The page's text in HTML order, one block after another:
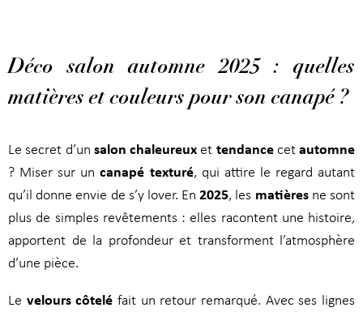
Déco salon automne 2025 : quelles
matières et couleurs pour son canapé ?
Le secret d’un salon chaleureux et tendance cetautomne
? Miser sur uncanapé texturé, qui attire le regard autant
qu’il donne envie de s’y lover. En2025, les matières ne sont
plus de simples revêtements : elles racontent une histoire,
apportent de la profondeur et transforment l’atmosphère
d’une pièce.
Le velours côteléfait un retour remarqué. Avec ses lignes